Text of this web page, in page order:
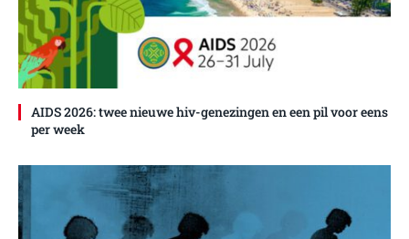
AIDS 2026: twee nieuwe hiv-genezingen en een pil voor eens
per week